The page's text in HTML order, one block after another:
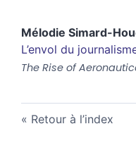
Mélodie Simard-
L’envol du
The Rise of
Retour à l’index